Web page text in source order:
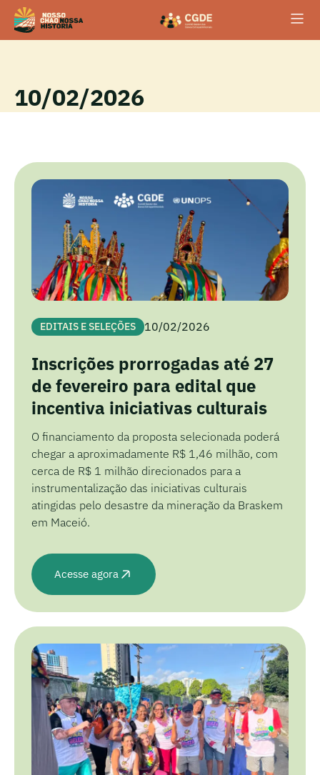
10/02/2026
EDITAIS E SELEÇÕES 10/02/2026
Inscrições prorrogadas até 27
de fevereiro para edital que
incentiva iniciativas culturais
O financiamento da proposta selecionada poderá
chegar a aproximadamente R$ 1,46 milhão, com
cerca de R$ 1 milhão direcionados para a
instrumentalização das iniciativas culturais
atingidas pelo desastre da mineração da Braskem
em Maceió.
Acesse agora